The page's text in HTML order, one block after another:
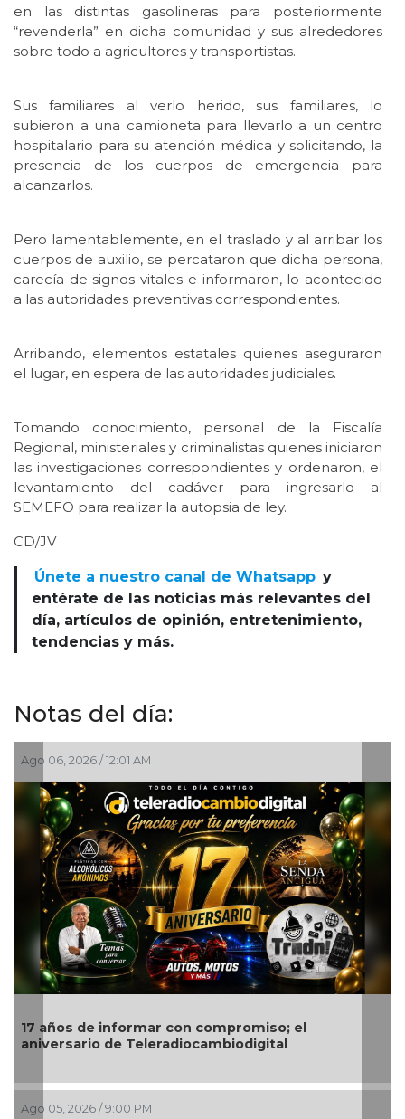
en las distintas gasolineras para posteriormente
“revenderla” en dicha comunidad y sus alrededores
sobre todo a agricultores y transportistas.
Sus familiares al verlo herido, sus familiares, lo
subieron a una camioneta para llevarlo a un centro
hospitalario para su atención médica y solicitando, la
presencia de los cuerpos de emergencia para
alcanzarlos.
Pero lamentablemente, en el traslado y al arribar los
cuerpos de auxilio, se percataron que dicha persona,
carecía de signos vitales e informaron, lo acontecido
a las autoridades preventivas correspondientes.
Arribando, elementos estatales quienes aseguraron
el lugar, en espera de las autoridades judiciales.
Tomando conocimiento, personal de la Fiscalía
Regional, ministeriales y criminalistas quienes iniciaron
las investigaciones correspondientes y ordenaron, el
levantamiento del cadáver para ingresarlo al
SEMEFO para realizar la autopsia de ley.
CD/JV
Únete a nuestro canal de Whatsapp y
entérate de las noticias más relevantes del
día, artículos de opinión, entretenimiento,
tendencias y más.
Notas del día:
el
Encabeza monseñor José
festejos de la Patrona de los